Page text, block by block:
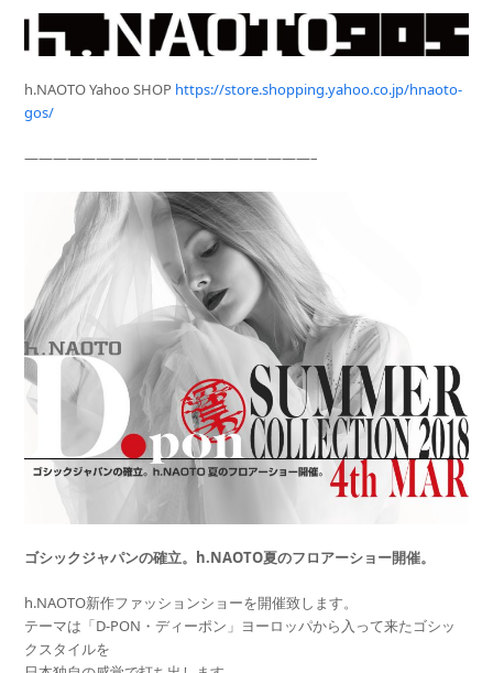
h.NAOTO Yahoo SHOP https://store.shopping.yahoo.co.jp/hnaoto-
gos/
————————————————————–
ゴシックジャパンの確立。h.NAOTO夏のフロアーショー開催。
h.NAOTO新作ファッションショーを開催致します。
テーマは「D-PON・ディーポン」ヨーロッパから入って来たゴシッ
クスタイルを